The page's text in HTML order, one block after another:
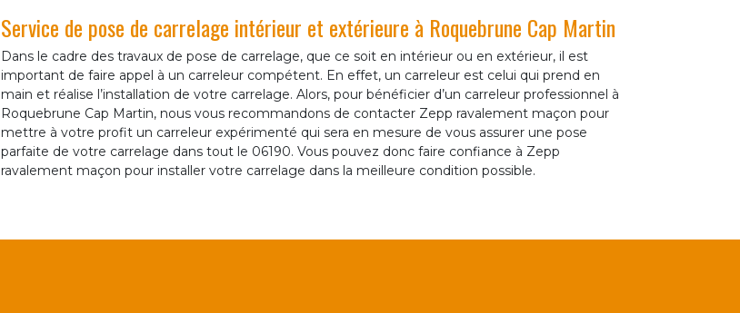
Service de pose de carrelage intérieur et extérieure à Roquebrune Cap Martin
Dans le cadre des travaux de pose de carrelage, que ce soit en intérieur ou en extérieur, il est
important de faire appel à un carreleur compétent. En effet, un carreleur est celui qui prend en
main et réalise l’installation de votre carrelage. Alors, pour bénéficier d’un carreleur professionnel à
Roquebrune Cap Martin, nous vous recommandons de contacter Zepp ravalement maçon pour
mettre à votre profit un carreleur expérimenté qui sera en mesure de vous assurer une pose
parfaite de votre carrelage dans tout le 06190. Vous pouvez donc faire confiance à Zepp
ravalement maçon pour installer votre carrelage dans la meilleure condition possible.